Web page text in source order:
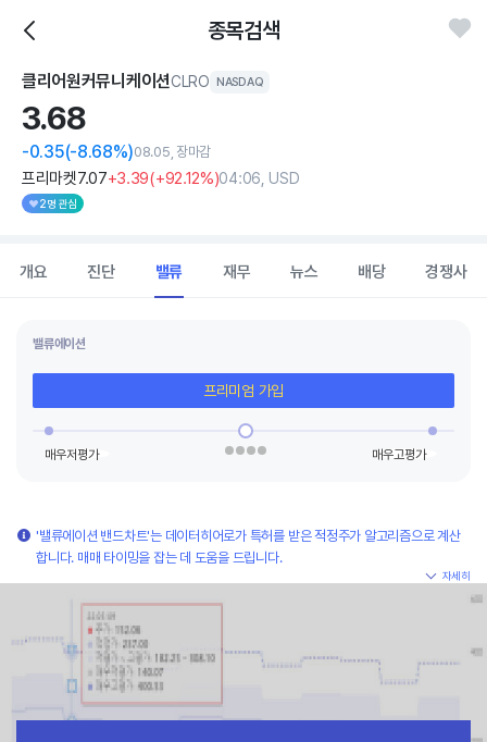
종목검색
클리어원커뮤니케이션CLRO NASDAQ
3.68
-0.35(-8.68%)08.05, 장마감
프리마켓7.07+3.39(+92.12%)04:06, USD
2명 관심
개요 진단 밸류 재무 뉴스 배당 경쟁사
밸류에이션
프리미엄 가입
'밸류에이션 밴드차트'는 데이터히어로가 특허를 받은 적정주가 알고리즘으로 계산
합니다. 매매 타이밍을 잡는 데 도움을 드립니다.
자세히